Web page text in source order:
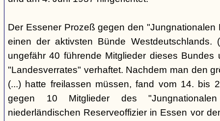
Der Essener Prozeß gegen den "Jungnationalen
einen der aktivsten Bünde Westdeutschlands.
ungefähr 40 führende Mitglieder dieses Bundes
"Landesverrates" verhaftet. Nachdem man den
(...) hatte freilassen müssen, fand vom 14. bis
gegen 10 Mitglieder des
niederländischen Reserveoffizier in Essen vor